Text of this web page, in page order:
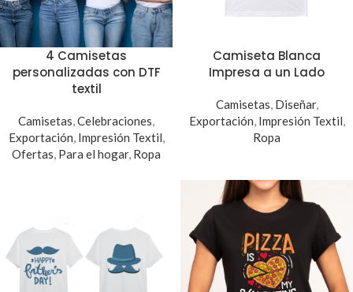
4 Camisetas
personalizadas con DTF
textil
Camisetas,Celebraciones,
Exportación, Impresión Textil,
Ofertas, Para el hogar, Ropa
Camiseta Blanca
Impresa a un Lado
Camisetas, Diseñar,
Exportación, Impresión Textil,
Ropa